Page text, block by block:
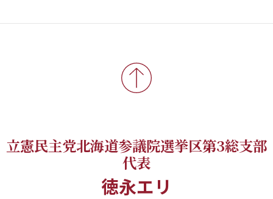
立憲民主党北海道参議院選挙区第3総支部
代表
徳永エリ